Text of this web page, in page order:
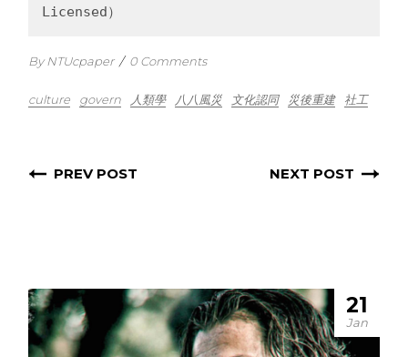
Licensed）
By NTUcpaper / 0 Comments
culture govern 人類學 八八風災 文化認同 災後重建 社工
PREV POST NEXT POST
21
Jan